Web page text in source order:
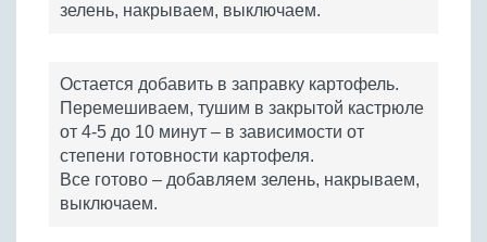
зелень, накрываем, выключаем.
Остается добавить в заправку картофель.
Перемешиваем, тушим в закрытой кастрюле
от 4-5 до 10 минут – в зависимости от
степени готовности картофеля.
Все готово – добавляем зелень, накрываем,
выключаем.